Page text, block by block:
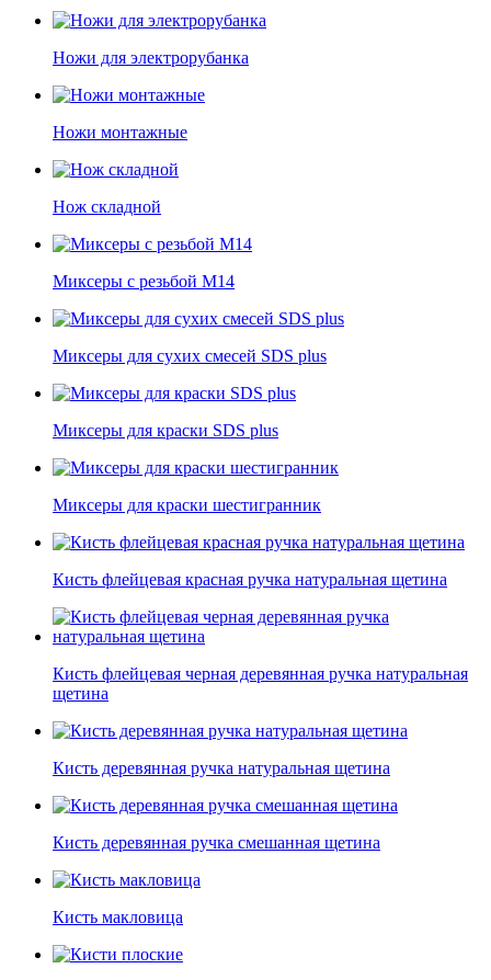
Ножи для электрорубанка
Ножи монтажные
Нож складной
Миксеры с резьбой М14
Миксеры для сухих смесей SDS plus
Миксеры для краски SDS plus
Миксеры для краски шестигранник
Кисть флейцевая красная ручка натуральная щетина
Кисть флейцевая черная деревянная ручка натуральная
щетина
Кисть деревянная ручка натуральная щетина
Кисть деревянная ручка смешанная щетина
Кисть макловица